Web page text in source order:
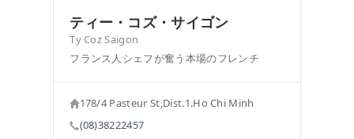
ティー・コズ・サイゴン
Ty Coz Saigon
フランス人シェフが奮う本場のフレンチ
178/4 Pasteur St,Dist.1.Ho Chi Minh
(08)38222457